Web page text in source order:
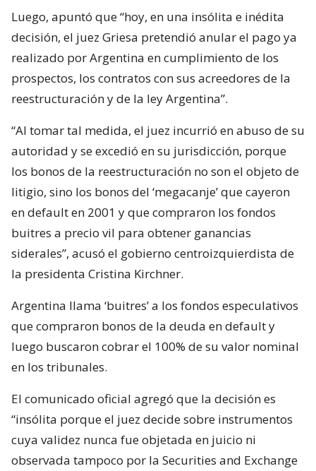
Luego, apuntó que “hoy, en una insólita e inédita
decisión, el juez Griesa pretendió anular el pago ya
realizado por Argentina en cumplimiento de los
prospectos, los contratos con sus acreedores de la
reestructuración y de la ley Argentina”.
“Al tomar tal medida, el juez incurrió en abuso de su
autoridad y se excedió en su jurisdicción, porque
los bonos de la reestructuración no son el objeto de
litigio, sino los bonos del ‘megacanje’ que cayeron
en default en 2001 y que compraron los fondos
buitres a precio vil para obtener ganancias
siderales”, acusó el gobierno centroizquierdista de
la presidenta Cristina Kirchner.
Argentina llama ‘buitres’ a los fondos especulativos
que compraron bonos de la deuda en default y
luego buscaron cobrar el 100% de su valor nominal
en los tribunales.
El comunicado oficial agregó que la decisión es
“insólita porque el juez decide sobre instrumentos
cuya validez nunca fue objetada en juicio ni
observada tampoco por la Securities and Exchange